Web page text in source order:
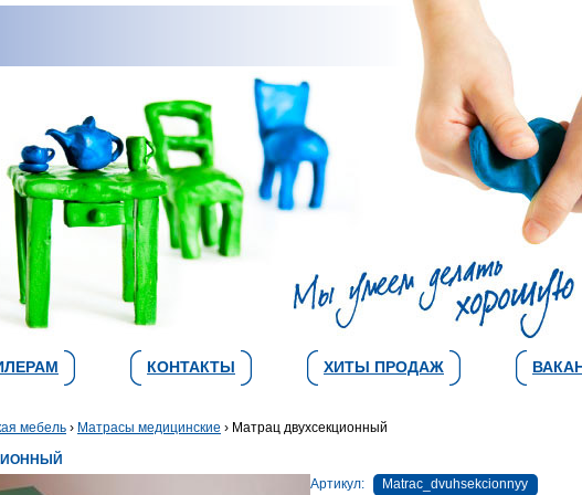
КОНТАКТЫ ХИТЫ ПРОДАЖ
мебель › Матрасы медицинские › Матрац двухсекционный
Артикул:
Matrac_dvuhsekcionnyy